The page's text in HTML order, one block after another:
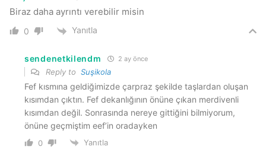
Biraz daha ayrıntı verebilir misin
0 Yanıtla
sendenetkilendm 2 ay önce
Reply to Suşikola
Fef kısmına geldiğimizde çarpraz şekilde taşlardan oluşan
kısımdan çıktın. Fef dekanlığının önüne çıkan merdivenli
kısımdan değil. Sonrasında nereye gittiğini bilmiyorum,
önüne geçmiştim eef’in oradayken
0 Yanıtla